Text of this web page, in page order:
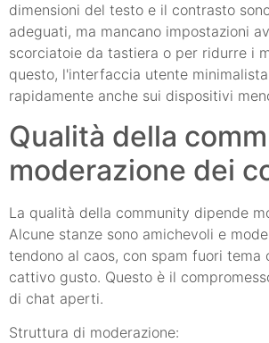
dimensioni del testo e il contrasto
adeguati, ma mancano impostazioni
scorciatoie da tastiera o per ridurre i
questo, l'interfaccia utente
rapidamente anche sui dispositivi
Qualità della
moderazione dei
La qualità della community dipende
Alcune stanze sono amichevoli e
tendono al caos, con spam fuori tema
cattivo gusto. Questo è il
di chat aperti.
Struttura di moderazione: